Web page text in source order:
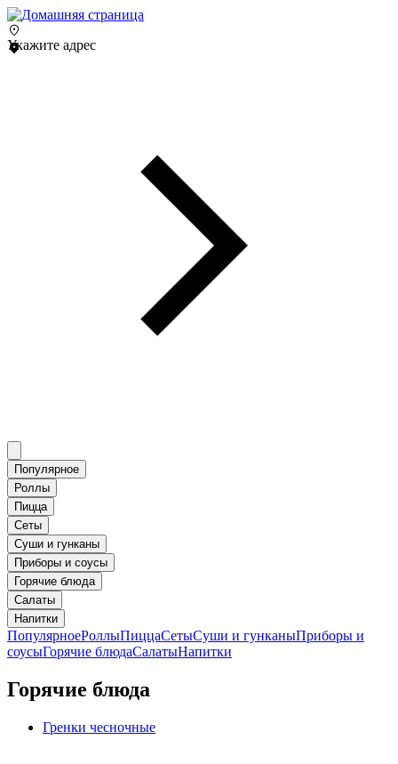
Укажите адрес
Популярное
Роллы
Пицца
Сеты
Суши и гунканы
Приборы и соусы
Горячие блюда
Салаты
Напитки
ПопулярноеРоллыПиццаСетыСуши и гунканыПриборы и
соусыГорячие блюдаСалатыНапитки
Горячие блюда
Гренки чесночные